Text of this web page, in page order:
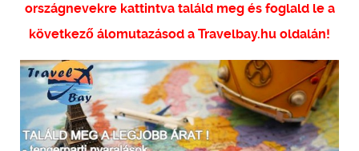
országnevekre kattintva találd meg és foglald le a
következő álomutazásod a Travelbay.hu oldalán!